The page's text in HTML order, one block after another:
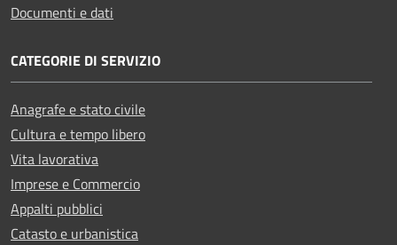
Documenti e dati
CATEGORIE DI SERVIZIO
Anagrafe e stato civile
Cultura e tempo libero
Vita lavorativa
Imprese e Commercio
Appalti pubblici
Catasto e urbanistica